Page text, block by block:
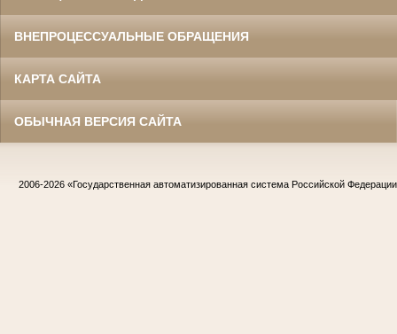
ВНЕПРОЦЕССУАЛЬНЫЕ ОБРАЩЕНИЯ
КАРТА САЙТА
ОБЫЧНАЯ ВЕРСИЯ САЙТА
2006-2026 «Государственная автоматизированная система Российской